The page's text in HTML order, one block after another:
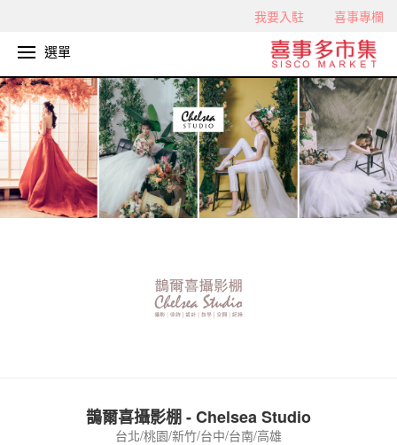
我要入駐 喜事專欄
選單
鵲爾喜攝影棚 - Chelsea Studio
台北/桃園/新竹/台中/台南/高雄